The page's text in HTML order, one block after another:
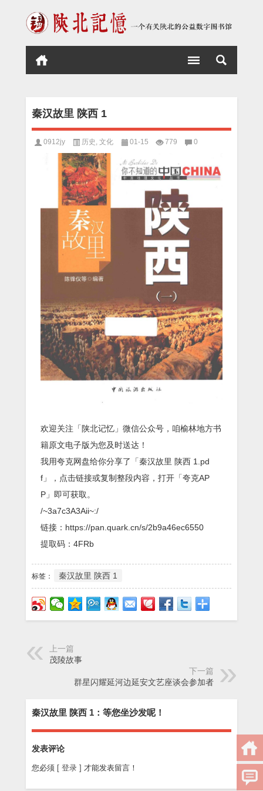
秦汉故里 陕西 1
0912jy 历史 文化 01-15 779 0
欢迎关注「陕北记忆」微信公众号，咱榆林地方书
籍原文电子版为您及时送达！
我用夸克网盘给你分享了「秦汉故里 陕西 1.pd
f」，点击链接或复制整段内容，打开「夸克AP
P」即可获取。
/~3a7c3A3Aii~:/
链接：https://pan.quark.cn/s/2b9a46ec6550
提取码：4FRb
标签： 秦汉故里 陕西 1
上一篇
茂陵故事
下一篇
群星闪耀延河边延安文艺座谈会参加者
秦汉故里 陕西 1：等您坐沙发呢！
发表评论
您必须 [ 登录 ] 才能发表留言！